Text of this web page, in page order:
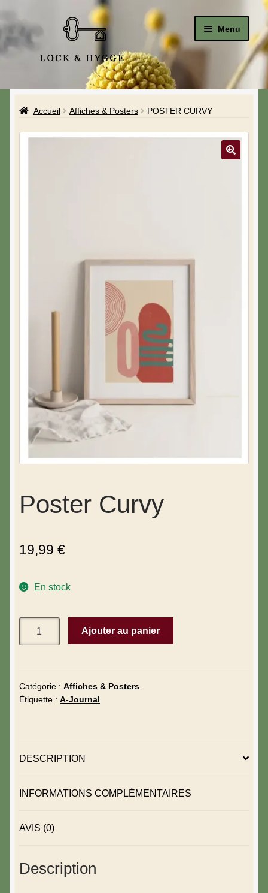
Menu
Le Studio
Accueil Affiches & Posters POSTER CURVY
Poster Curvy
19,99 €
En stock
Ajouter au panier
Catégorie : Affiches & Posters
Étiquette : A-Journal
DESCRIPTION
INFORMATIONS COMPLÉMENTAIRES
AVIS (0)
Description